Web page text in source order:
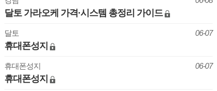
달토 가라오케 가격·시스템 총정리 가이드
달토 06-07
휴대폰성지
휴대폰성지 06-07
휴대폰성지